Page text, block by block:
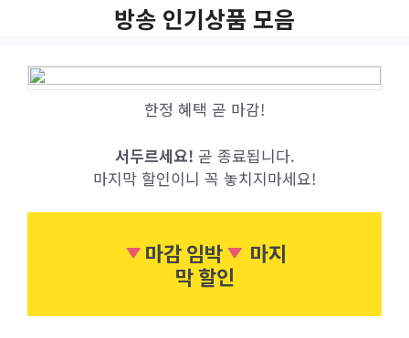
방송 인기상품 모음
한정 혜택 곧 마감!
서두르세요! 곧 종료됩니다.
마지막 할인이니 꼭 놓치지마세요!
마감 임박
마지
막 할인